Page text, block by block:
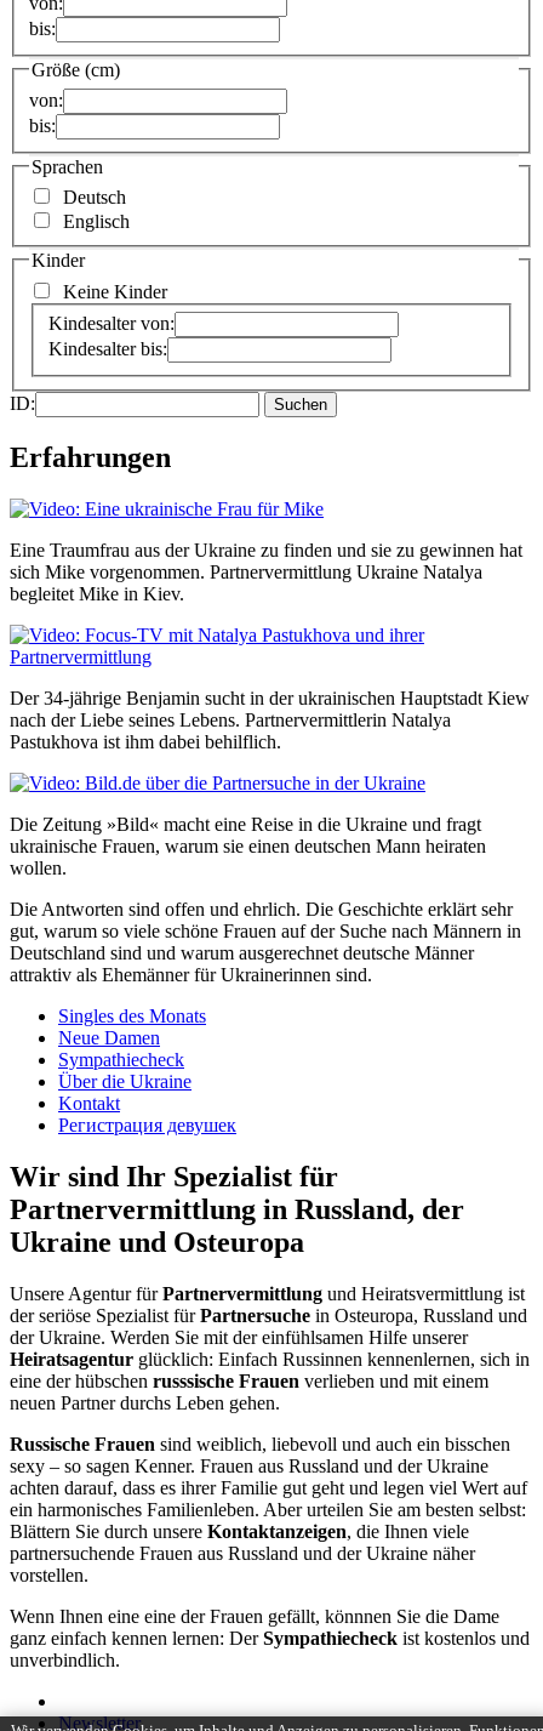
bis:
Größe (cm)
von:
bis:
Sprachen
Deutsch
Englisch
Kinder
Keine Kinder
Kindesalter von:
Kindesalter bis:
ID:
Erfahrungen
Eine Traumfrau aus der Ukraine zu finden und sie zu gewinnen hat
sich Mike vorgenommen. Partnervermittlung Ukraine Natalya
begleitet Mike in Kiev.
Der 34-jährige Benjamin sucht in der ukrainischen Hauptstadt Kiew
nach der Liebe seines Lebens. Partnervermittlerin Natalya
Pastukhova ist ihm dabei behilflich.
Die Zeitung »Bild« macht eine Reise in die Ukraine und fragt
ukrainische Frauen, warum sie einen deutschen Mann heiraten
wollen.
Die Antworten sind offen und ehrlich. Die Geschichte erklärt sehr
gut, warum so viele schöne Frauen auf der Suche nach Männern in
Deutschland sind und warum ausgerechnet deutsche Männer
attraktiv als Ehemänner für Ukrainerinnen sind.
Singles des Monats
Neue Damen
Sympathiecheck
Über die Ukraine
Kontakt
Регистрация девушек
Wir sind Ihr Spezialist für
Partnervermittlung in Russland, der
Ukraine und Osteuropa
Unsere Agentur fürPartnervermittlung und Heiratsvermittlung ist
der seriöse Spezialist fürPartnersuche in Osteuropa, Russland und
der Ukraine. Werden Sie mit der einfühlsamen Hilfe unserer
Heiratsagentur glücklich: Einfach Russinnen kennenlernen, sich in
eine der hübschen russsische Frauen verlieben und mit einem
neuen Partner durchs Leben gehen.
Russische Frauen sind weiblich, liebevoll und auch ein bisschen
sexy – so sagen Kenner. Frauen aus Russland und der Ukraine
achten darauf, dass es ihrer Familie gut geht und legen viel Wert auf
ein harmonisches Familienleben. Aber urteilen Sie am besten selbst:
Blättern Sie durch unsere Kontaktanzeigen, die Ihnen viele
partnersuchende Frauen aus Russland und der Ukraine näher
vorstellen.
Wenn Ihnen eine eine der Frauen gefällt, könnnen Sie die Dame
ganz einfach kennen lernen: DerSympathiecheck ist kostenlos und
unverbindlich.
Newsletter